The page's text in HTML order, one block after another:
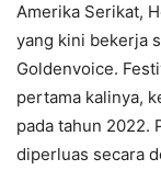
Amerika Serikat,
yang kini bekerja
Goldenvoice.
pertama kalinya,
pada tahun 2022.
diperluas secara